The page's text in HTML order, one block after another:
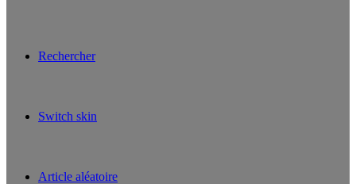
Rechercher
Switch skin
Article aléatoire